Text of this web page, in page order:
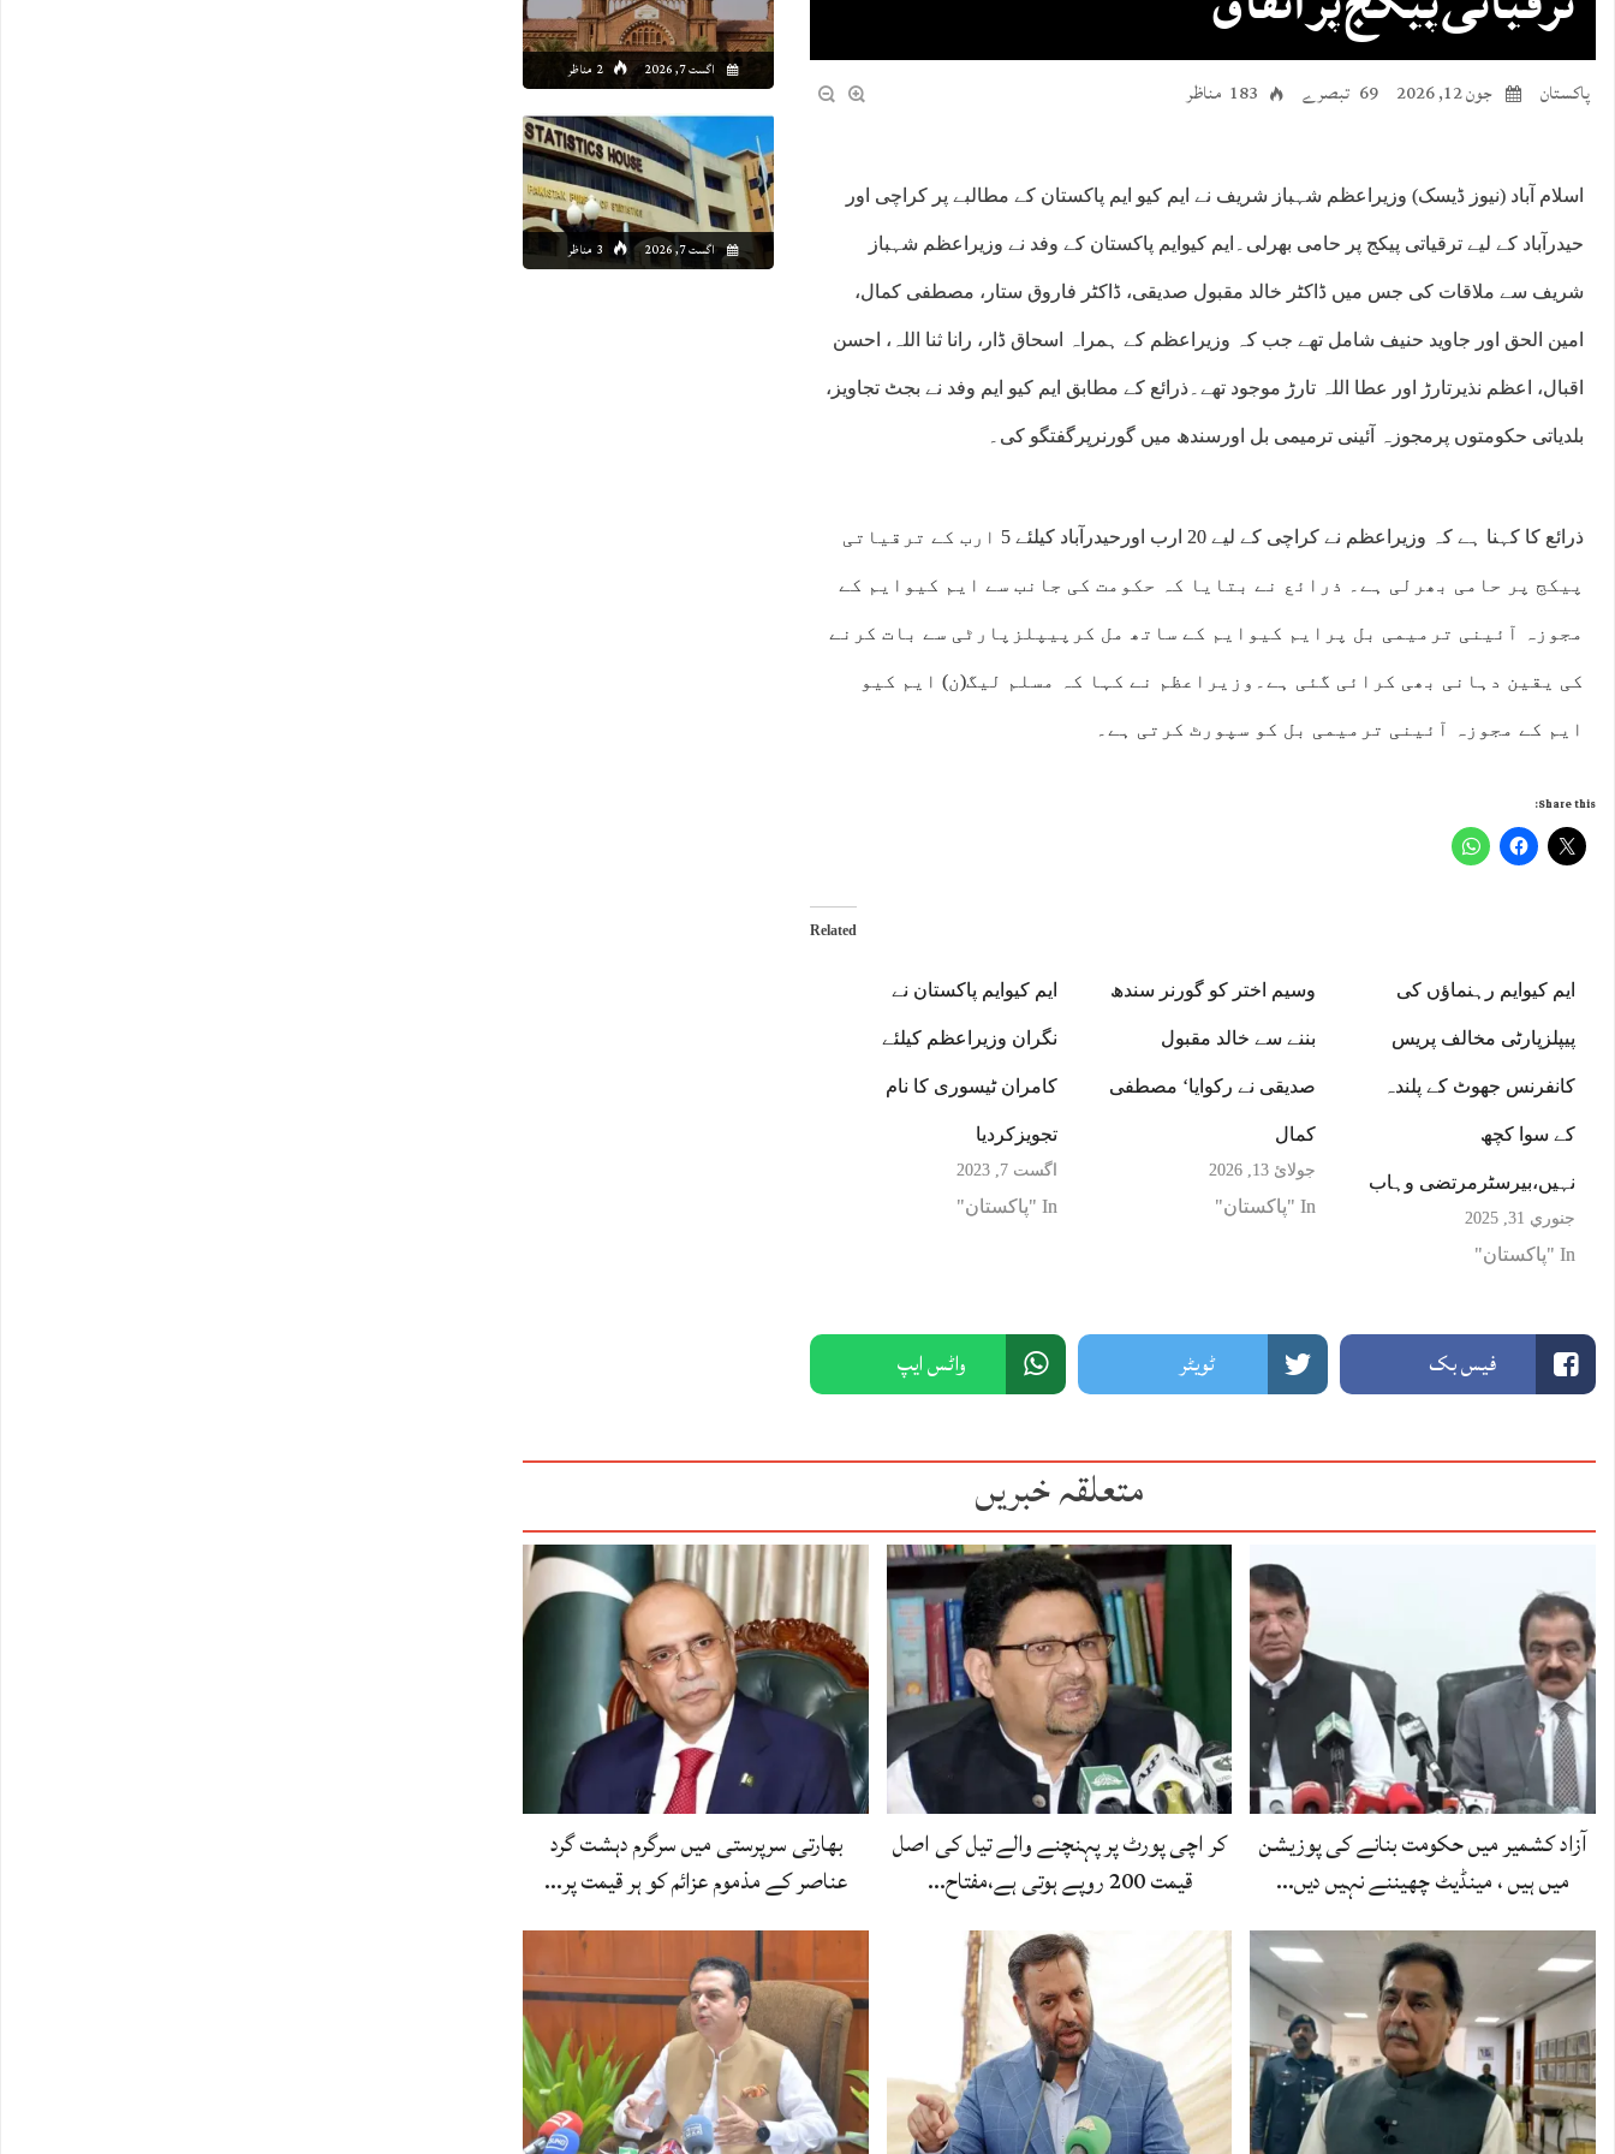
اگست 7, 2026 2 مناظر
اگست 7, 2026 3 مناظر
پاکستان جون 12, 2026 69 تبصرے 183 مناظر
اسلام آباد (نیوز ڈیسک) وزیراعظم شہباز شریف نے ایم کیو ایم پاکستان کے مطالبے پر کراچی اور
حیدرآباد کے لیے ترقیاتی پیکج پر حامی بھرلی۔ایم کیوایم پاکستان کے وفد نے وزیراعظم شہباز
شریف سے ملاقات کی جس میں ڈاکٹر خالد مقبول صدیقی، ڈاکٹر فاروق ستار، مصطفی کمال،
امین الحق اور جاوید حنیف شامل تھے جب کہ وزیراعظم کے ہمراہ اسحاق ڈار، رانا ثنا اللہ، احسن
اقبال، اعظم نذیرتارڑ اور عطا اللہ تارڑ موجود تھے۔ذرائع کے مطابق ایم کیو ایم وفد نے بجٹ تجاویز،
بلدیاتی حکومتوں پرمجوزہ آئینی ترمیمی بل اورسندھ میں گورنرپرگفتگو کی۔
ذرائع کا کہنا ہے کہ وزیراعظم نے کراچی کے لیے 20 ارب اورحیدرآباد کیلئے 5 ارب کے ترقیاتی
پیکج پر حامی بھرلی ہے۔ ذرائع نے بتایا کہ حکومت کی جانب سے ایم کیوایم کے
مجوزہ آئینی ترمیمی بل پرایم کیوایم کے ساتھ مل کرپیپلزپارٹی سے بات کرنے
کی یقین دہانی بھی کرائی گئی ہے۔وزیراعظم نے کہا کہ مسلم لیگ(ن) ایم کیو
ایم کے مجوزہ آئینی ترمیمی بل کو سپورٹ کرتی ہے۔
Share this:
Related
ایم کیوایم پاکستان نے
نگران وزیراعظم کیلئے
کامران ٹیسوری کا نام
تجویزکردیا
اگست 7, 2023
In "پاکستان"
وسیم اختر کو گورنر سندھ
بننے سے خالد مقبول
صدیقی نے رکوایا‘ مصطفی
کمال
جولائ 13, 2026
In "پاکستان"
ایم کیوایم رہنماﺅں کی
پیپلزپارٹی مخالف پریس
کانفرنس جھوٹ کے پلندہ
کے سوا کچھ
نہیں،بیرسٹرمرتضی وہاب
جنوري 31, 2025
In "پاکستان"
فیس بک ٹویٹر واٹس ایپ
متعلقہ خبریں
آزاد کشمیر میں حکومت بنانے کی پوزیشن
میں ہیں ، مینڈیٹ چھیننے نہیں دیں…
کر اچی پورٹ پر پہنچنے والے تیل کی اصل
قیمت 200 روپے ہوتی ہے،مفتاح…
بھارتی سرپرستی میں سرگرم دہشت گرد
عناصر کے مذموم عزائم کو ہر قیمت پر…